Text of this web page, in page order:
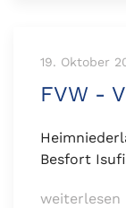
19. Oktober
FVW -
Besfort
weiterlesen